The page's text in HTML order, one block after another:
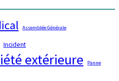
Assemblée Générale
Incident
extérieure Panne